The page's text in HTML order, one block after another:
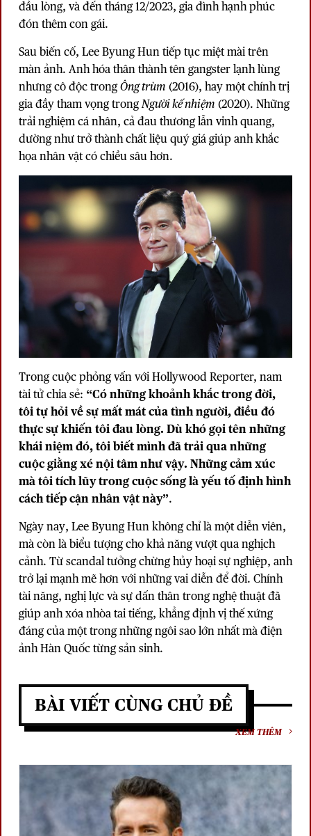
đầu lòng, và đến tháng 12/2023, gia đình hạnh phúc
đón thêm con gái.
Sau biến cố, Lee Byung Hun tiếp tục miệt mài trên
màn ảnh. Anh hóa thân thành tên gangster lạnh lùng
nhưng cô độc trongÔng trùm (2016), hay một chính trị
gia đầy tham vọng trongNgười kế nhiệm (2020). Những
trải nghiệm cá nhân, cả đau thương lẫn vinh quang,
dường như trở thành chất liệu quý giá giúp anh khắc
họa nhân vật có chiều sâu hơn.
Trong cuộc phỏng vấn với Hollywood Reporter, nam
tài tử chia sẻ: “Có những khoảnh khắc trong đời,
tôi tự hỏi về sự mất mát của tình người, điều đó
thực sự khiến tôi đau lòng. Dù khó gọi tên những
khái niệm đó, tôi biết mình đã trải qua những
cuộc giằng xé nội tâm như vậy. Những cảm xúc
mà tôi tích lũy trong cuộc sống là yếu tố định hình
cách tiếp cận nhân vật này”.
Ngày nay, Lee Byung Hun không chỉ là một diễn viên,
mà còn là biểu tượng cho khả năng vượt qua nghịch
cảnh. Từ scandal tưởng chừng hủy hoại sự nghiệp, anh
trở lại mạnh mẽ hơn với những vai diễn để đời. Chính
tài năng, nghị lực và sự dấn thân trong nghệ thuật đã
giúp anh xóa nhòa tai tiếng, khẳng định vị thế xứng
đáng của một trong những ngôi sao lớn nhất mà điện
ảnh Hàn Quốc từng sản sinh.
BÀI VIẾT CÙNG CHỦ ĐỀ
XEM THÊM